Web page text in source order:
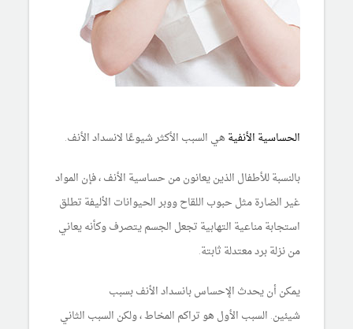
الحساسية الأنفية هي السبب الأكثر شيوعًا لانسداد الأنف.
بالنسبة للأطفال الذين يعانون من حساسية الأنف ، فإن المواد
غير الضارة مثل حبوب اللقاح ووبر الحيوانات الأليفة تطلق
استجابة مناعية التهابية تجعل الجسم يتصرف وكأنه يعاني
من نزلة برد معتدلة ثابتة.
يمكن أن يحدث الإحساس بانسداد الأنف بسبب
شيئين. السبب الأول هو تراكم المخاط ، ولكن السبب الثاني